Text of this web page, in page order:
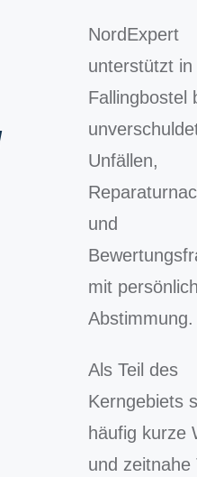
NordExpert
unterstützt in
Fallingbostel
Unfällen,
und
mit
Abstimmung.
Als Teil des
Kerngebiets
häufig kurze
und zeitnahe